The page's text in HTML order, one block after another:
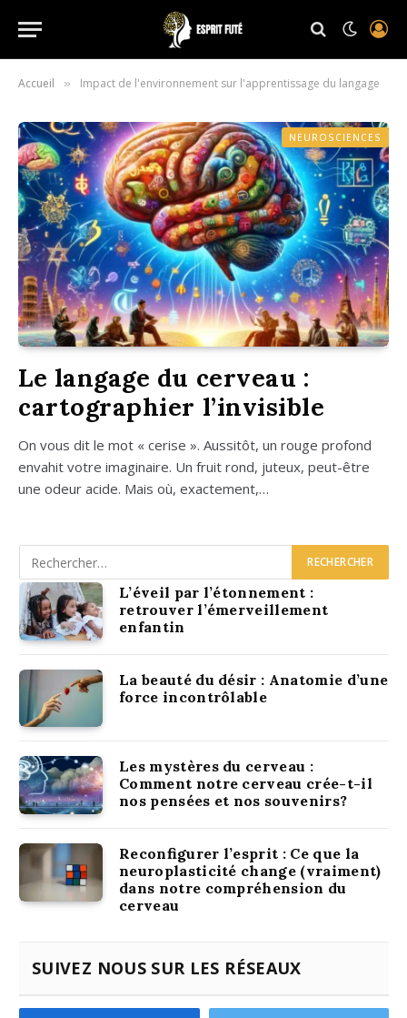
Accueil » Impact de l'environnement sur l'apprentissage du langage
NEUROSCIENCES
Le langage du cerveau :
cartographier l’invisible
On vous dit le mot « cerise ». Aus­si­tôt, un rouge pro­fond
enva­hit votre ima­gi­naire. Un fruit rond, juteux, peut-être
une odeur acide. Mais où, exac­te­ment,…
L’éveil par l’étonnement :
retrouver l’émerveillement
enfantin
La beauté du désir : Anatomie d’une
force incontrôlable
Les mystères du cerveau :
Comment notre cerveau crée-t-il
nos pensées et nos souvenirs?
Reconfigurer l’esprit : Ce que la
neuroplasticité change (vraiment)
dans notre compréhension du
cerveau
SUIVEZ NOUS SUR LES RÉSEAUX